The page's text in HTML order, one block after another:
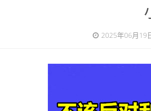
2025年06月19